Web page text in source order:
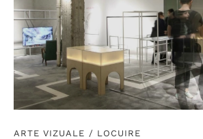
ARTE VIZUALE / LOCUIRE